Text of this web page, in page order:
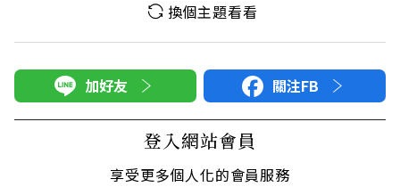
換個主題看看
加好友 關注FB
登入網站會員
享受更多個人化的會員服務